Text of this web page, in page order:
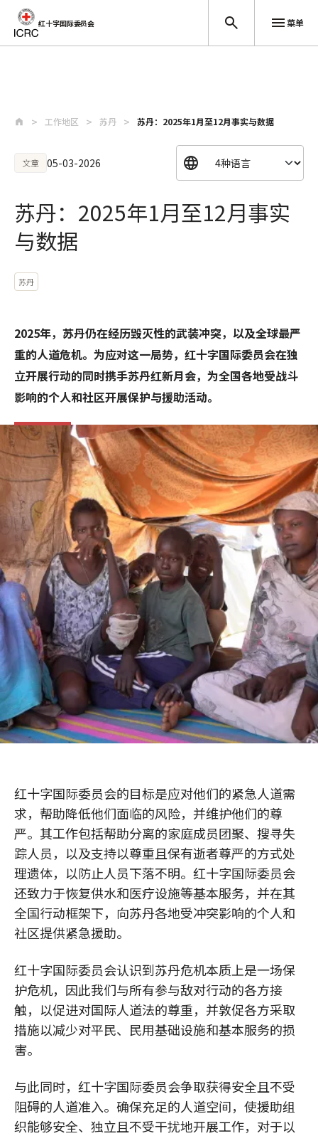
红十字国际委员会 菜单
工作地区 苏丹 苏丹：2025年1月至12月事实与数据
文章 05-03-2026
苏丹：2025年1月至12月事实
与数据
苏丹
2025年，苏丹仍在经历毁灭性的武装冲突，以及全球最严
重的人道危机。为应对这一局势，红十字国际委员会在独
立开展行动的同时携手苏丹红新月会，为全国各地受战斗
影响的个人和社区开展保护与援助活动。
红十字国际委员会的目标是应对他们的紧急人道需
求，帮助降低他们面临的风险，并维护他们的尊
严。其工作包括帮助分离的家庭成员团聚、搜寻失
踪人员，以及支持以尊重且保有逝者尊严的方式处
理遗体，以防止人员下落不明。红十字国际委员会
还致力于恢复供水和医疗设施等基本服务，并在其
全国行动框架下，向苏丹各地受冲突影响的个人和
社区提供紧急援助。
红十字国际委员会认识到苏丹危机本质上是一场保
护危机，因此我们与所有参与敌对行动的各方接
触，以促进对国际人道法的尊重，并敦促各方采取
措施以减少对平民、民用基础设施和基本服务的损
害。
与此同时，红十字国际委员会争取获得安全且不受
阻碍的人道准入。确保充足的人道空间，使援助组
织能够安全、独立且不受干扰地开展工作，对于以